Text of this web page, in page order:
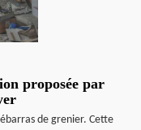
proposée par
de grenier. Cette